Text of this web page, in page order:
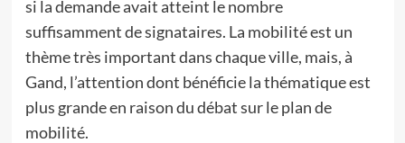
si la demande avait atteint le nombre
suffisamment de signataires. La mobilité est un
thème très important dans chaque ville, mais, à
Gand, l’attention dont bénéficie la thématique est
plus grande en raison du débat sur le plan de
mobilité.